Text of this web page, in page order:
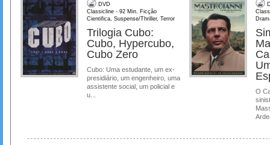
DVD
Classicline - 92 Min. Ficção
Cientifica, Suspense/Thriller, Terror
Trilogia Cubo:
Cubo, Hypercubo,
Cubo Zero
Cubo: Uma estudante, um ex-
presidiário, um engenheiro, uma
assistente social, um policial e
u...
O